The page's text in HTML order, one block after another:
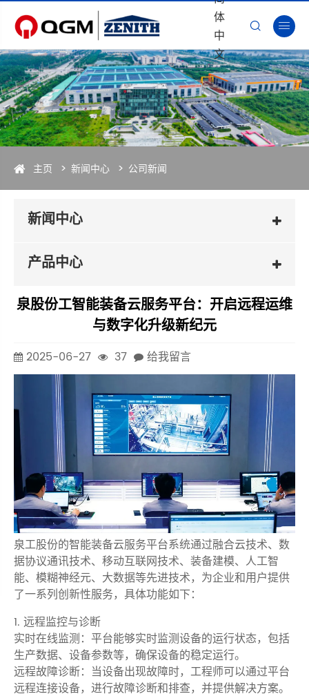
体
中
文
 
主页 新闻中心 公司新闻
新闻中心
产品中心
泉股份工智能装备云服务平台：开启远程运维
与数字化升级新纪元
2025-06-27 37 给我留言
泉工股份的智能装备云服务平台系统通过融合云技术、数
据协议通讯技术、移动互联网技术、装备建模、人工智
能、模糊神经元、大数据等先进技术，为企业和用户提供
了一系列创新性服务，具体功能如下：
1. 远程监控与诊断
实时在线监测：平台能够实时监测设备的运行状态，包括
生产数据、设备参数等，确保设备的稳定运行。
远程故障诊断：当设备出现故障时，工程师可以通过平台
远程连接设备，进行故障诊断和排查，并提供解决方案。